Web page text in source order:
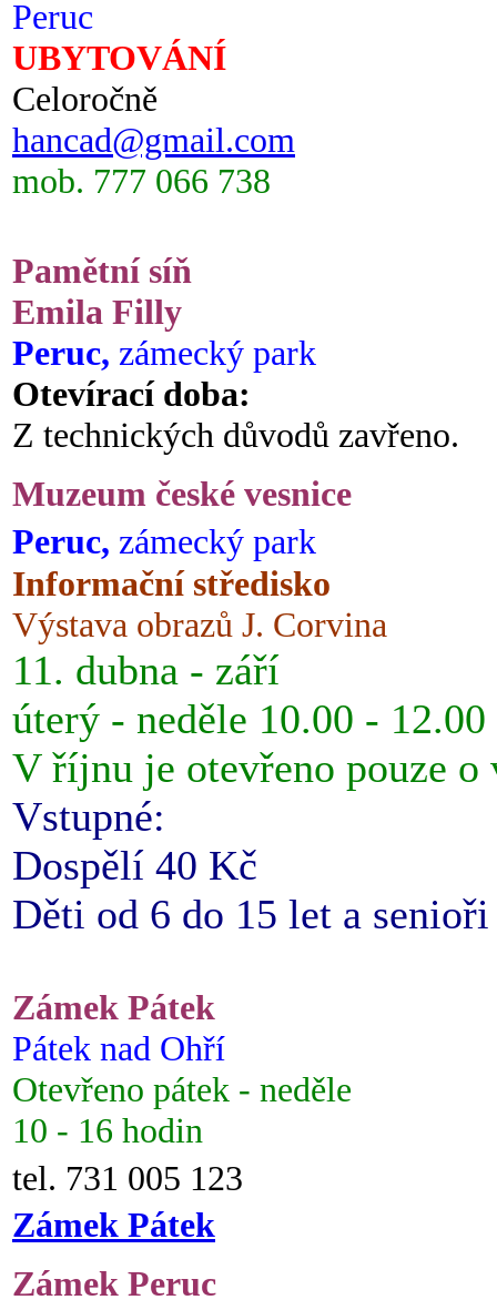
Peruc
UBYTOVÁNÍ
Celoročně
hancad@gmail.com
mob. 777 066 738
Pamětní síň
Emila Filly
Peruc, zámecký park
Otevírací doba:
Z technických důvodů zavřeno.
Muzeum české vesnice
Peruc, zámecký park
Informační středisko
Výstava obrazů J. Corvina
11. dubna - září
úterý - neděle 10.00 -
V říjnu je otevřeno pouze o
Vstupné:
Dospělí 40 Kč
Děti od 6 do 15 let a
Zámek Pátek
Pátek nad Ohří
Otevřeno pátek - neděle
10 - 16 hodin
tel. 731 005 123
Zámek Pátek
Zámek Peruc